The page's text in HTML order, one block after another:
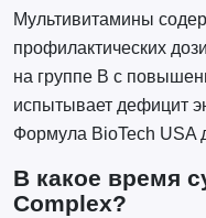
Мультивитамины
профилактических
на группе B с
испытывает дефицит
Формула BioTech USA
В какое время
Complex?